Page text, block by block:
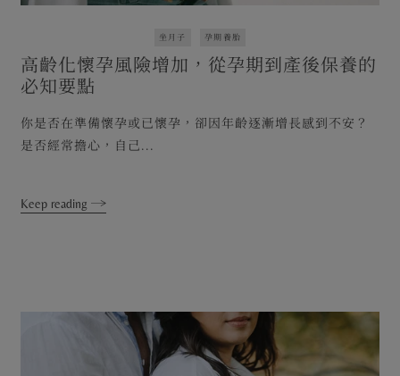
坐月子 孕期養胎
高齡化懷孕風險增加，從孕期到產後保養的
必知要點
你是否在準備懷孕或已懷孕，卻因年齡逐漸增長感到不安？
是否經常擔心，自己...
Keep reading